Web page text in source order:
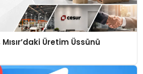
Üretim Üssünü